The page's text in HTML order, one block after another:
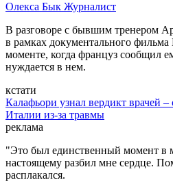
Олекса Бык Журналист
В разговоре с бывшим тренером
в рамках документального
моменте, когда француз сообщил
нуждается в нем.
кстати
Калафьори узнал вердикт врачей
Италии из-за травмы
реклама
"Это был единственный момент в
настоящему разбил мне сердце.
расплакался.